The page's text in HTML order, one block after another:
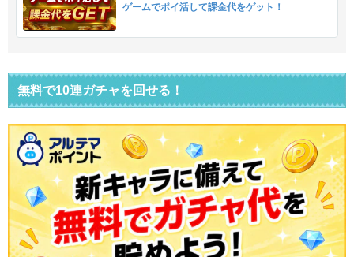
ゲームでポイ活して課金代をゲット！
無料で10連ガチャを回せる！